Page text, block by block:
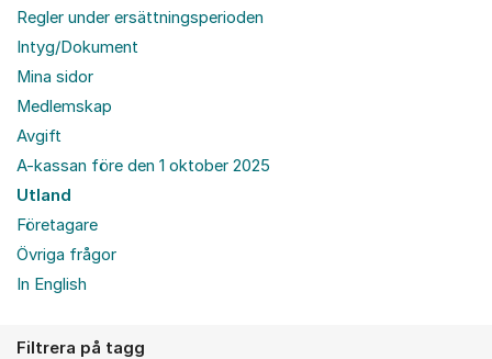
Regler under ersättningsperioden
Intyg/Dokument
Mina sidor
Medlemskap
Avgift
A-kassan före den 1 oktober 2025
Utland
Företagare
Övriga frågor
In English
Filtrera på tagg